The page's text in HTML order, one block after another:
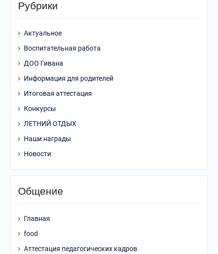
Рубрики
Актуальное
Воспитательная работа
ДОО Гивана
Информация для родителей
Итоговая аттестация
Конкурсы
ЛЕТНИЙ ОТДЫХ
Наши награды
Новости
Общение
Главная
food
Аттестация педагогических кадров